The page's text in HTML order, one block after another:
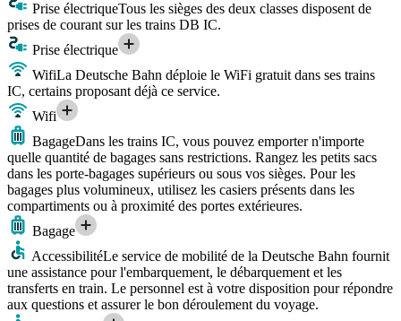
Prise électriqueTous les sièges des deux classes disposent de
prises de courant sur les trains DB IC.
Prise électrique
WifiLa Deutsche Bahn déploie le WiFi gratuit dans ses trains
IC, certains proposant déjà ce service.
Wifi
BagageDans les trains IC, vous pouvez emporter n'importe
quelle quantité de bagages sans restrictions. Rangez les petits sacs
dans les porte-bagages supérieurs ou sous vos sièges. Pour les
bagages plus volumineux, utilisez les casiers présents dans les
compartiments ou à proximité des portes extérieures.
Bagage
AccessibilitéLe service de mobilité de la Deutsche Bahn fournit
une assistance pour l'embarquement, le débarquement et les
transferts en train. Le personnel est à votre disposition pour répondre
aux questions et assurer le bon déroulement du voyage.